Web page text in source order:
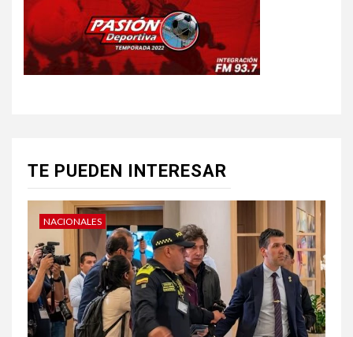
TE PUEDEN INTERESAR
NACIONALES